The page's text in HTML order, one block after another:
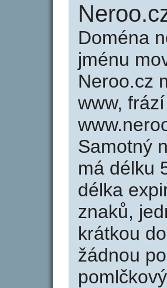
Doména
jménu
Neroo.cz
www,
Samotný
má délku
délka
znaků,
krátkou
žádnou